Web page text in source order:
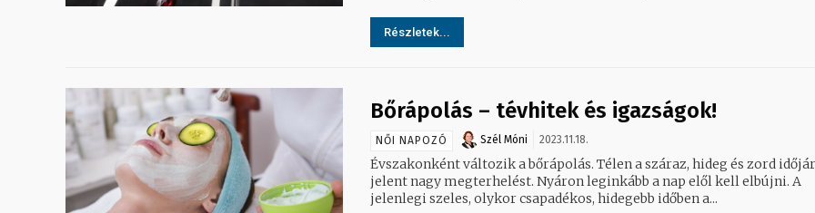
Részletek...
Bőrápolás – tévhitek és igazságok!
NŐI NAPOZÓ Szél Móni 2023.11.18.
Évszakonként változik a bőrápolás. Télen a száraz, hideg és zord
jelent nagy megterhelést. Nyáron leginkább a nap elől kell elbújni. A
jelenlegi szeles, olykor csapadékos, hidegebb időben a...